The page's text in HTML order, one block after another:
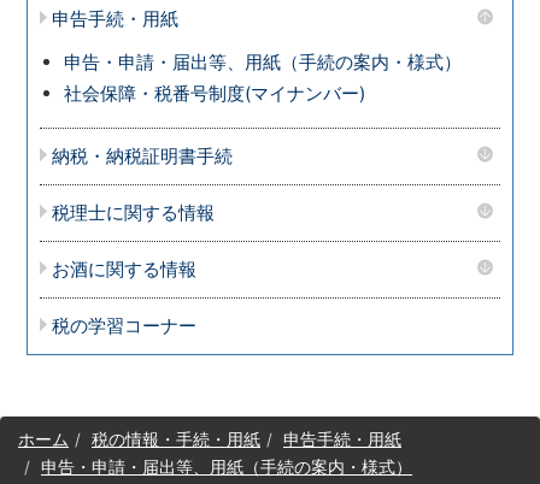
申告手続・用紙
申告・申請・届出等、用紙（手続の案内・様式）
社会保障・税番号制度(マイナンバー)
納税・納税証明書手続
税理士に関する情報
お酒に関する情報
税の学習コーナー
サ
イホーム 税の情報・手続・用紙
申告手続・用紙
申告・申請・届出等、用紙（手続の案内・様式）